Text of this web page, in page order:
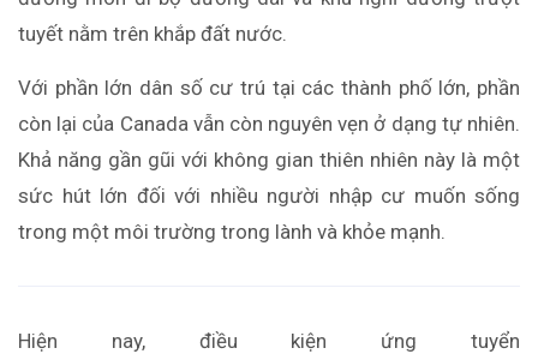
tuyết nằm trên khắp đất nước.
Với phần lớn dân số cư trú tại các thành phố lớn, phần
còn lại của Canada vẫn còn nguyên vẹn ở dạng tự nhiên.
Khả năng gần gũi với không gian thiên nhiên này là một
sức hút lớn đối với nhiều người nhập cư muốn sống
trong một môi trường trong lành và khỏe mạnh.
Hiện nay, điều kiện ứng tuyển